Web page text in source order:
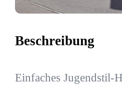
Beschreibung
Einfaches Jugendstil-